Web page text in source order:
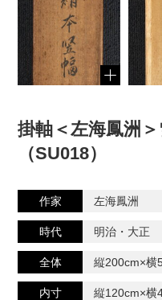
掛軸＜左海鳳洲
（SU018）
作家 左海鳳洲
時代 明治・大正
全体 縦200cm×横
内寸 縦120cm×横